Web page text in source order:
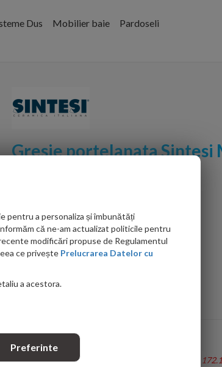
Dus Mobilier baie Pardoseli
Gresie portelanata Sintesi
PRP: 174.00 RON/mp
151.00
Se livreaza doar la cutie ( 1 cutie = 1.14 mp - Total:
pentru a personaliza și îmbunătăți
că ne-am actualizat politicile pentru
modificări propuse de Regulamentul
ce privește Prelucrarea Datelor cu
a acestora.
Preferinte